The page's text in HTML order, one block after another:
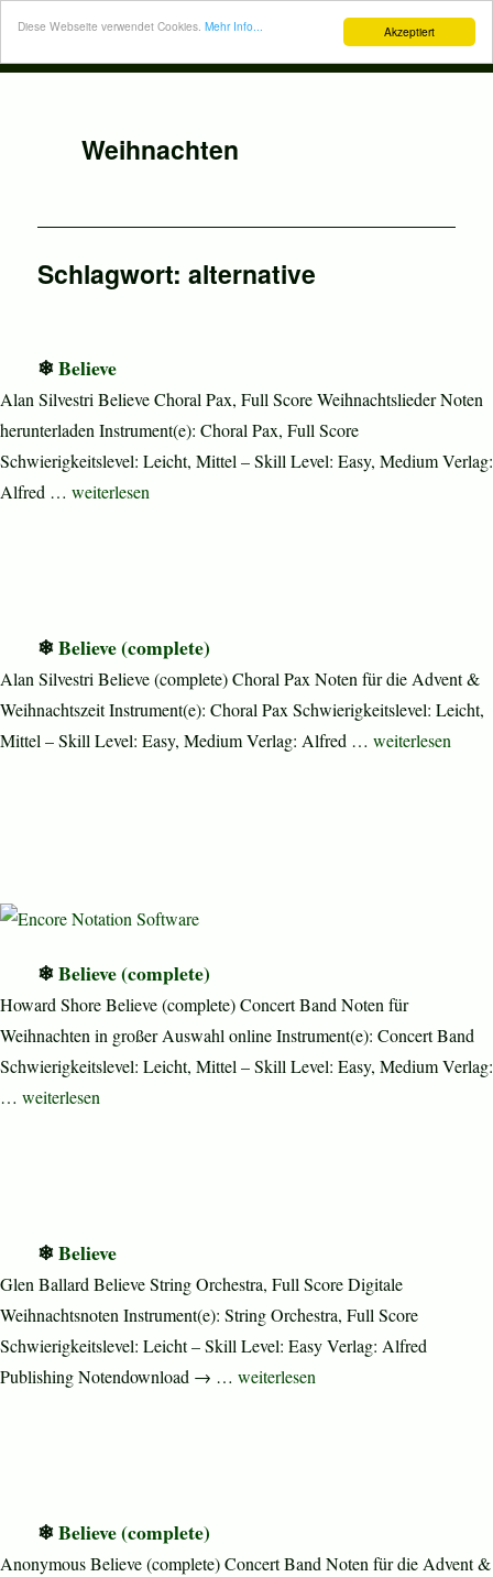
Akzeptiert
Diese Webseite verwendet Cookies. Mehr Info...
Weihnachten
Schlagwort:alternative
Believe
Alan Silvestri Believe Choral Pax, Full Score Weihnachtslieder Noten
herunterladen Instrument(e): Choral Pax, Full Score
Schwierigkeitslevel: Leicht, Mittel – Skill Level: Easy, Medium Verlag:
Alfred … „Believe“
weiterlesen
Believe (complete)
Alan Silvestri Believe (complete) Choral Pax Noten für die Advent &
Weihnachtszeit Instrument(e): Choral Pax Schwierigkeitslevel: Leicht,
Mittel – Skill Level: Easy, Medium Verlag: Alfred … „Believe
weiterlesen
Believe (complete)
Howard Shore Believe (complete) Concert Band Noten für
Weihnachten in großer Auswahl online Instrument(e): Concert Band
Schwierigkeitslevel: Leicht, Mittel – Skill Level: Easy, Medium Verlag:
… „Believe (complete)“
weiterlesen
Believe
Glen Ballard Believe String Orchestra, Full Score Digitale
Weihnachtsnoten Instrument(e): String Orchestra, Full Score
Schwierigkeitslevel: Leicht – Skill Level: Easy Verlag: Alfred
Publishing Notendownload → … „Believe“
weiterlesen
Believe (complete)
Anonymous Believe (complete) Concert Band Noten für die Advent &